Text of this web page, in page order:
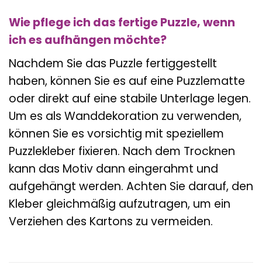
Wie pflege ich das fertige Puzzle, wenn
ich es aufhängen möchte?
Nachdem Sie das Puzzle fertiggestellt
haben, können Sie es auf eine Puzzlematte
oder direkt auf eine stabile Unterlage legen.
Um es als Wanddekoration zu verwenden,
können Sie es vorsichtig mit speziellem
Puzzlekleber fixieren. Nach dem Trocknen
kann das Motiv dann eingerahmt und
aufgehängt werden. Achten Sie darauf, den
Kleber gleichmäßig aufzutragen, um ein
Verziehen des Kartons zu vermeiden.